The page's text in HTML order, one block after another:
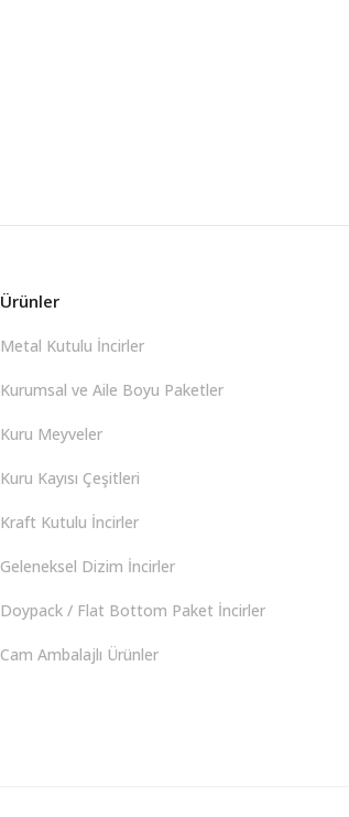
Ürünler
Metal Kutulu İncirler
Kurumsal ve Aile Boyu Paketler
Kuru Meyveler
Kuru Kayısı Çeşitleri
Kraft Kutulu İncirler
Geleneksel Dizim İncirler
Doypack / Flat Bottom Paket İncirler
Cam Ambalajlı Ürünler